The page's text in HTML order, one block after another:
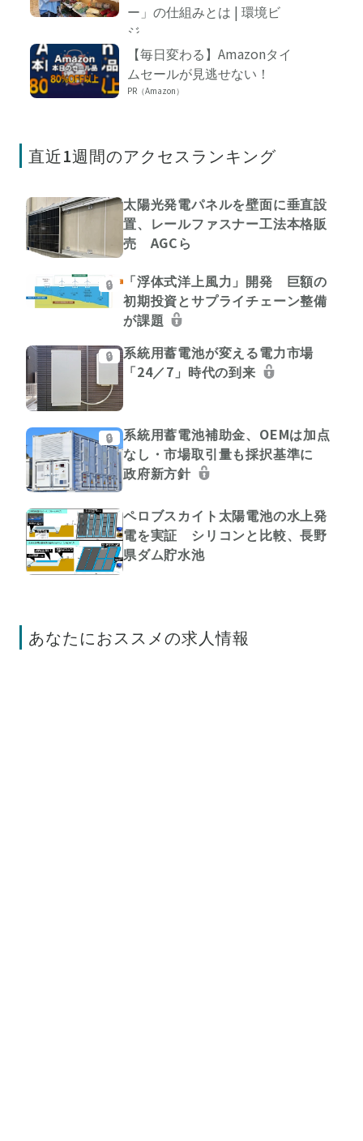
ー」の仕組みとは | 環境ビ
ジ...
【毎日変わる】Amazonタイ
ムセールが見逃せない！
PR（Amazon）
直近1週間のアクセスランキング
太陽光発電パネルを壁面に垂直設
置、レールファスナー工法本格販
売 AGCら
🔒
「浮体式洋上風力」開発 巨額の
初期投資とサプライチェーン整備
が課題
🔒
系統用蓄電池が変える電力市場
「24／7」時代の到来
🔒
系統用蓄電池補助金、OEMは加点
なし・市場取引量も採択基準に
政府新方針
ペロブスカイト太陽電池の水上発
電を実証 シリコンと比較、長野
県ダム貯水池
あなたにおススメの求人情報